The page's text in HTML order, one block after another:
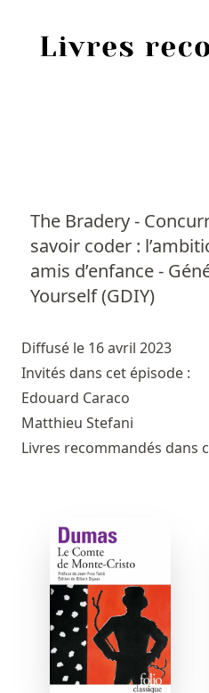
The Bradery -
savoir coder :
amis d’enfance -
Yourself (GDIY)
Diffusé le 16 avril 2023
Invités dans cet épisode :
Edouard Caraco
Matthieu Stefani
Livres recommandés dans
Personnes
Livres
Livres les plus
Prix littéraires